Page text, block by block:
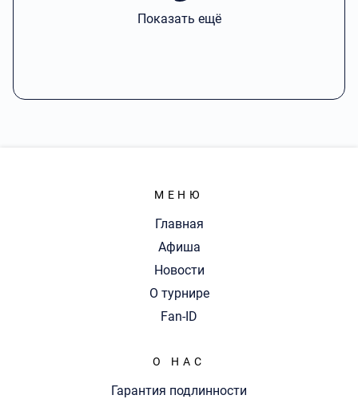
Показать ещё
МЕНЮ
Главная
Афиша
Новости
О турнире
Fan-ID
О НАС
Гарантия подлинности